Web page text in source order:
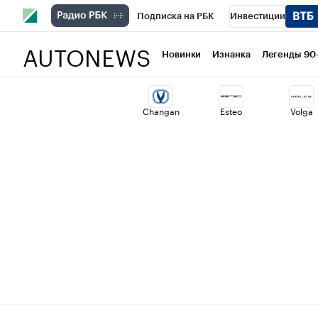
Подписка на РБК Инвестиции
Национальные проекты Город
Кредитные рейтинги Франшизы
AUTONEWS Новинки Изнанка Легенды
Changan Esteo Volga